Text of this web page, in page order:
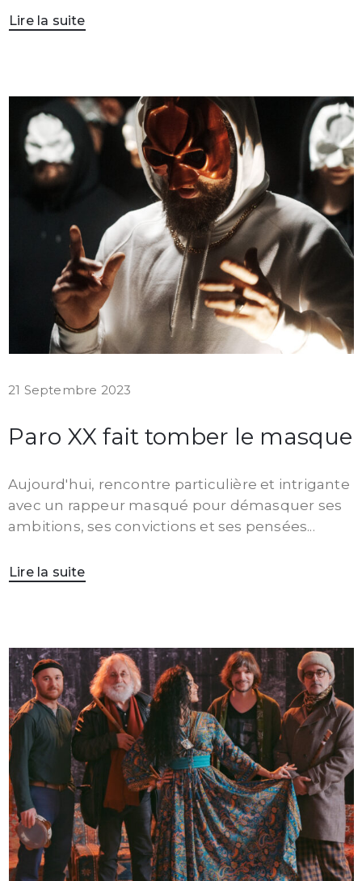
Lire la suite
21 Septembre 2023
Paro XX fait tomber le masque
Aujourd'hui, rencontre particulière et intrigante
avec un rappeur masqué pour démasquer ses
ambitions, ses convictions et ses pensées...
Lire la suite